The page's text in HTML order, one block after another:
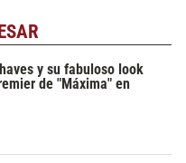
y su fabuloso look
de "Máxima" en